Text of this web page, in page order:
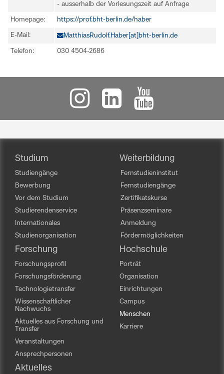
- ausserhalb der Vorlesungszeit auf Anfrage
Homepage: https://prof.bht-berlin.de/haber
E-Mail: MatthiasRudolf.Haber[at]bht-berlin.de
Telefon: 030 4504-2686
Studium
Studiengänge
Bewerbung
Vor dem Studium
Studierendenservice
Internationales
Studienorganisation
Weiterbildung
Fernstudieninstitut
Fernstudiengänge
Zertifikatskurse
Präsenzseminare
Anmeldung
Fördermöglichkeiten
Forschung
Forschungsprofil
Forschungsförderung
Technologietransfer
Wissenschaftlicher
Nachwuchs
Aktuelles aus Forschung und
Transfer
Veranstaltungen
Ansprechpersonen
Hochschule
Porträt
Organisation
Einrichtungen
Campus
Menschen
Karriere
Aktuelles